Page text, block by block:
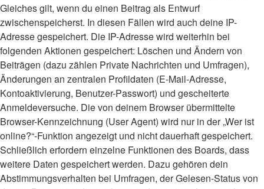
Gleiches gilt, wenn du einen Beitrag als Entwurf
zwischenspeicherst. In diesen Fällen wird auch deine IP-
Adresse gespeichert. Die IP-Adresse wird weiterhin bei
folgenden Aktionen gespeichert: Löschen und Ändern von
Beiträgen (dazu zählen Private Nachrichten und Umfragen),
Änderungen an zentralen Profildaten (E-Mail-Adresse,
Kontoaktivierung, Benutzer-Passwort) und gescheiterte
Anmeldeversuche. Die von deinem Browser übermittelte
Browser-Kennzeichnung (User Agent) wird nur in der „Wer ist
online?“-Funktion angezeigt und nicht dauerhaft gespeichert.
Schließlich erfordern einzelne Funktionen des Boards, dass
weitere Daten gespeichert werden. Dazu gehören dein
Abstimmungsverhalten bei Umfragen, der Gelesen-Status von